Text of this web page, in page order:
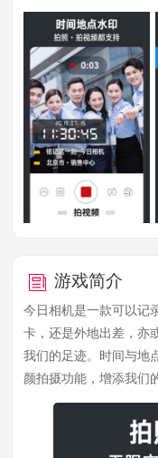
游戏简介
今日相机是一款可以记
卡，还是外地出差，亦
我们的足迹。时间与地
颜拍摄功能，增添我们